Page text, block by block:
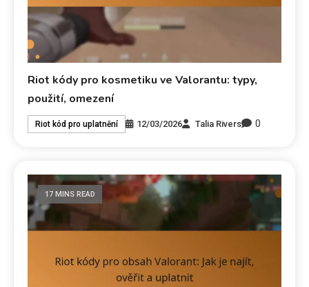
Riot kódy pro kosmetiku ve Valorantu: typy,
použití, omezení
Riot kód pro uplatnění 12/03/2026 Talia Rivers 0
17 MINS READ